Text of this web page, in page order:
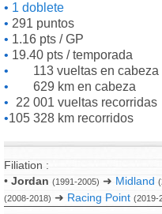
1 doblete
291 puntos
1.16 pts / GP
19.40 pts / temporada
113 vueltas en cabeza
629 km en cabeza
22 001 vueltas recorridas
105 328 km recorridos
Filiation :
• Jordan (1991-2005) ➜ Midland
(2008-2018) ➜ Racing Point (2019-